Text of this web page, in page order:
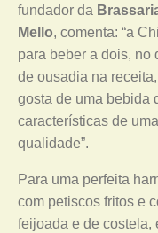
fundador da
Mello, comenta: “a
para beber a dois, no
de ousadia na
gosta de uma bebida
características de
qualidade”.
Para uma perfeita
com petiscos fritos e
feijoada e de costela,